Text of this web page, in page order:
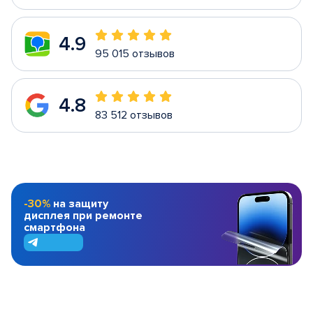
4.9 95 015 отзывов
4.8 83 512 отзывов
-30% на защиту
дисплея при ремонте
смартфона